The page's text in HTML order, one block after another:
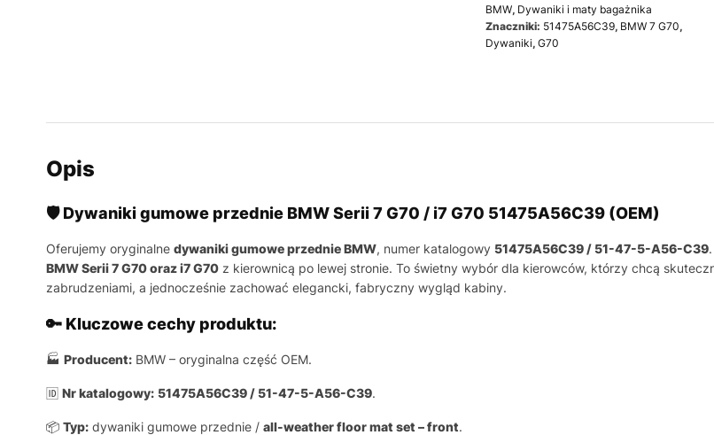
BMW, Dywaniki i maty bagażnika
Znaczniki: 51475A56C39, BMW 7 G70,
Dywaniki, G70
Opis
🛡️ Dywaniki gumowe przednie BMW Serii 7 G70 / i7 G70 51475A56C39 (OEM)
Oferujemy oryginalne dywaniki gumowe przednie BMW, numer katalogowy 51475A56C39 / 51-47-5-A56-C39
BMW Serii 7 G70 oraz i7 G70 z kierownicą po lewej stronie. To świetny wybór dla kierowców, którzy chcą
zabrudzeniami, a jednocześnie zachować elegancki, fabryczny wygląd kabiny.
🔑 Kluczowe cechy produktu:
🏭 Producent: BMW – oryginalna część OEM.
🆔 Nr katalogowy: 51475A56C39 / 51-47-5-A56-C39.
📦 Typ: dywaniki gumowe przednie / all-weather floor mat set – front.